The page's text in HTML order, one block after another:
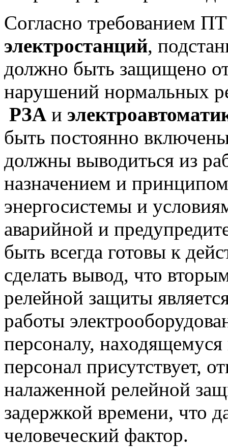
Согласно требованием
электростанций,
должно быть защищено
нарушений нормальных
РЗА и
быть постоянно
должны выводиться из
назначением и
энергосистемы и
аварийной и
быть всегда готовы к
сделать вывод, что
релейной защиты
работы
персоналу,
персонал присутствует,
налаженной релейной
задержкой времени, что
человеческий фактор.